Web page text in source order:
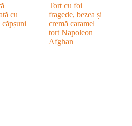
cu
căpșuni
Tort cu foi
fragede, bezea și
cremă caramel
tort Napoleon
Afghan